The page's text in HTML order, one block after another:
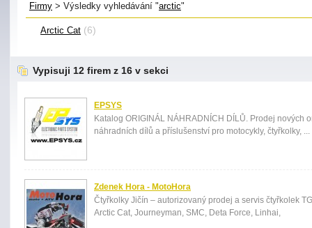
Firmy > Výsledky vyhledávání "arctic"
Arctic Cat (6)
Vypisuji 12 firem z 16 v sekci
EPSYS
Katalog ORIGINÁL NÁHRADNÍCH DÍLŮ. Prodej nových
náhradních dílů a příslušenství pro motocykly, čtyřkolky, ...
Zdenek Hora - MotoHora
Čtyřkolky Jičín – autorizovaný prodej a servis čtyřkolek
Arctic Cat, Journeyman, SMC, Deta Force, Linhai,